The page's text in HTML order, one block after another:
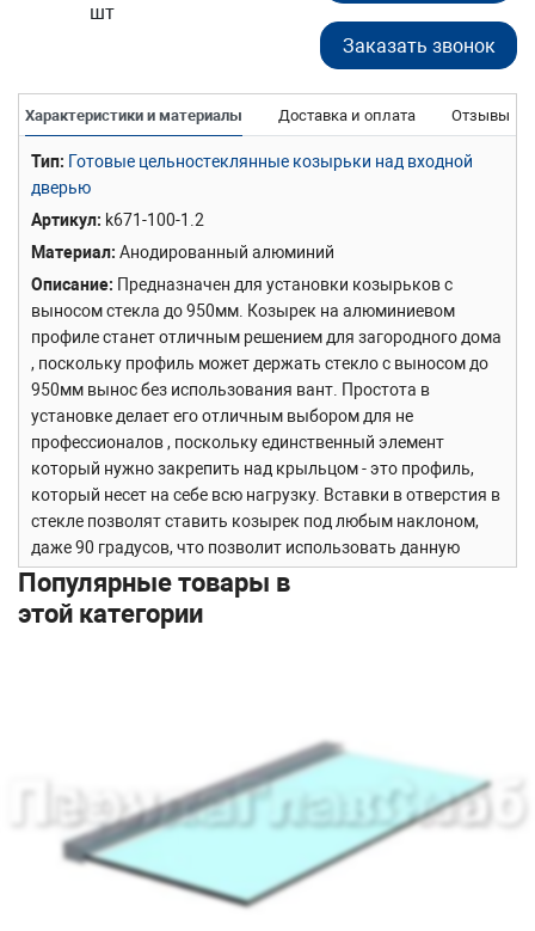
шт
Заказать звонок
Характеристики и материалы Доставка и оплата Отзывы
Тип Готовые цельностеклянные козырьки над входной
дверью
Артикул k671-100-1.2
Материал Анодированный алюминий
Описание Предназначен для установки козырьков с
выносом стекла до 950мм. Козырек на алюминиевом
профиле станет отличным решением для загородного дома
, поскольку профиль может держать стекло с выносом до
950мм вынос без использования вант. Простота в
установке делает его отличным выбором для не
профессионалов , поскольку единственный элемент
который нужно закрепить над крыльцом - это профиль,
который несет на себе всю нагрузку. Вставки в отверстия в
стекле позволят ставить козырек под любым наклоном,
даже 90 градусов, что позволит использовать данную
конструкцию в качестве защитного экрана или элемента
декора.
Отверстия в стекле делаются диаметром по 20мм,
Стандартные размеры профиля:
1. 1200мм , в комплекте с 3 вставками и 1м
термоусадочной трубки
Стекло в комплект поставки не входит
Сборка и установка
1. Профиль монтируется в стену на нужной высоте.
Популярные товары в
этой категории